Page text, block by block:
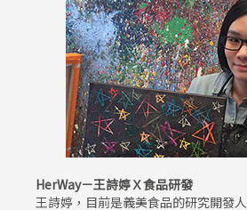
HerWay－王詩婷Ｘ食品研發
王詩婷，目前是義美食品的研究開發